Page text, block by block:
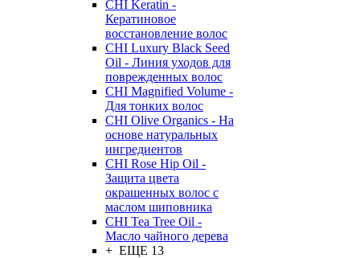
CHI Keratin -
Кератиновое
восстановление волос
CHI Luxury Black Seed
Oil - Линия уходов для
поврежденных волос
CHI Magnified Volume -
Для тонких волос
CHI Olive Organics - На
основе натуральных
ингредиентов
CHI Rose Hip Oil -
Защита цвета
окрашенных волос с
маслом шиповника
CHI Tea Tree Oil -
Масло чайного дерева
+ ЕЩЕ 13